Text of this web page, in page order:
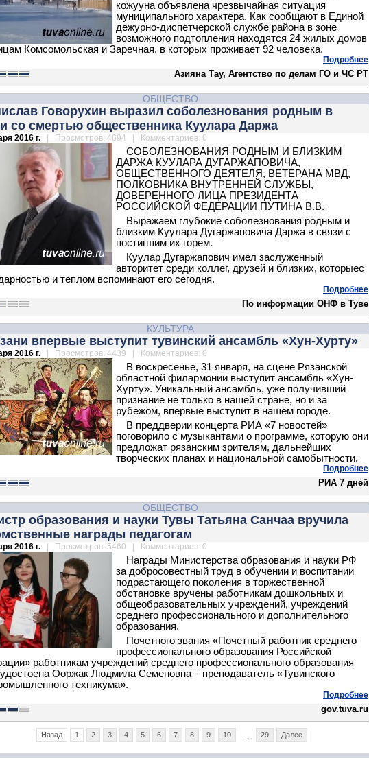
кожууна объявлена чрезвычайная ситуация
муниципального характера. Как сообщают в Единой
дежурно-диспетчерской службе района в зоне
возможного подтопления находятся 24 жилых домов
Комсомольская и Заречная, в которых проживает 92 человека.
Подробнее
Азияна Тау, Агентство по делам ГО и ЧС РТ
ОБЩЕСТВО
Говорухин выразил соболезнования родным в
со смертью общественника Куулара Даржа
2016 г. | Просмотров: 4694 | Комментариев: 0
СОБОЛЕЗНОВАНИЯ РОДНЫМ И БЛИЗКИМ
ДАРЖА КУУЛАРА ДУГАРЖАПОВИЧА,
ОБЩЕСТВЕННОГО ДЕЯТЕЛЯ, ВЕТЕРАНА МВД,
ПОЛКОВНИКА ВНУТРЕННЕЙ СЛУЖБЫ,
ДОВЕРЕННОГО ЛИЦА ПРЕЗИДЕНТА
РОССИЙСКОЙ ФЕДЕРАЦИИ ПУТИНА В.В.
Выражаем глубокие соболезнования родным и
близким Куулара Дугаржаповича Даржа в связи с
постигшим их горем.
Куулар Дугаржапович имел заслуженный
авторитет среди коллег, друзей и близких, которыес
и теплом вспоминают его сегодня.
Подробнее
По информации ОНФ в Туве
КУЛЬТУРА
впервые выступит тувинский ансамбль «Хун-Хурту»
2016 г. | Просмотров: 4439 | Комментариев: 0
В воскресенье, 31 января, на сцене Рязанской
областной филармонии выступит ансамбль «Хун-
Хурту». Уникальный ансамбль, уже получивший
признание не только в нашей стране, но и за
рубежом, впервые выступит в нашем городе.
В преддверии концерта РИА «7 новостей»
поговорило с музыкантами о программе, которую они
предложат рязанским зрителям, дальнейших
творческих планах и национальной самобытности.
Подробнее
РИА 7 дней
ОБЩЕСТВО
образования и науки Тувы Татьяна Санчаа вручила
награды педагогам
2016 г. | Просмотров: 5460 | Комментариев: 0
Награды Министерства образования и науки РФ
за добросовестный труд в обучении и воспитании
подрастающего поколения в торжественной
обстановке вручены работникам дошкольных и
общеобразовательных учреждений, учреждений
среднего профессионального и дополнительного
образования.
Почетного звания «Почетный работник среднего
профессионального образования Российской
работникам учреждений среднего профессионального образования
Ооржак Людмила Семеновна – преподаватель «Тувинского
техникума».
Подробнее
gov.tuva.ru
Назад 1 2 3 4 5 6 7 8 9 10 29 Далее